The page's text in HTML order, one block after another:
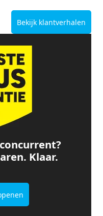
Bekijk klantverhalen
Klaar.